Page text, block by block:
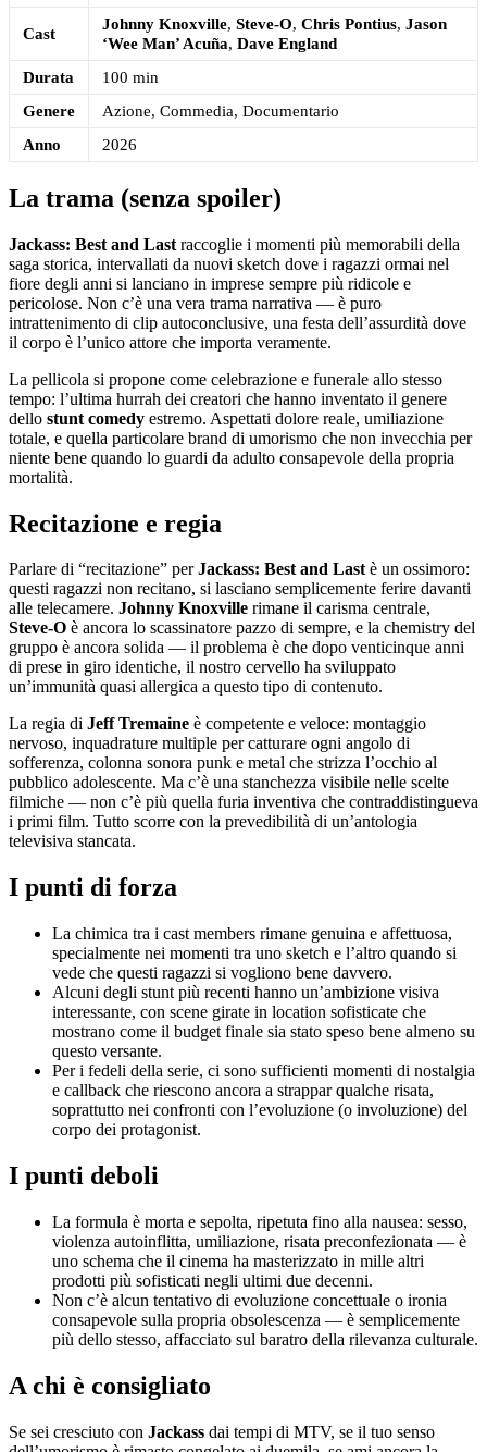
Cast
Johnny Knoxville, Steve-O, Chris Pontius, Jason
‘Wee Man’ Acuña, Dave England
Durata
100 min
Genere
Azione, Commedia, Documentario
Anno
2026
La trama (senza spoiler)
Jackass: Best and Last raccoglie i momenti più memorabili della
saga storica, intervallati da nuovi sketch dove i ragazzi ormai nel
fiore degli anni si lanciano in imprese sempre più ridicole e
pericolose. Non c’è una vera trama narrativa — è puro
intrattenimento di clip autoconclusive, una festa dell’assurdità dove
il corpo è l’unico attore che importa veramente.
La pellicola si propone come celebrazione e funerale allo stesso
tempo: l’ultima hurrah dei creatori che hanno inventato il genere
dello stunt comedy estremo. Aspettati dolore reale, umiliazione
totale, e quella particolare brand di umorismo che non invecchia per
niente bene quando lo guardi da adulto consapevole della propria
mortalità.
Recitazione e regia
Parlare di “recitazione” perJackass: Best and Lastè un ossimoro:
questi ragazzi non recitano, si lasciano semplicemente ferire davanti
alle telecamere. Johnny Knoxville rimane il carisma centrale,
Steve-O è ancora lo scassinatore pazzo di sempre, e la chemistry del
gruppo è ancora solida — il problema è che dopo venticinque anni
di prese in giro identiche, il nostro cervello ha sviluppato
un’immunità quasi allergica a questo tipo di contenuto.
La regia di Jeff Tremaine è competente e veloce: montaggio
nervoso, inquadrature multiple per catturare ogni angolo di
sofferenza, colonna sonora punk e metal che strizza l’occhio al
pubblico adolescente. Ma c’è una stanchezza visibile nelle scelte
filmiche — non c’è più quella furia inventiva che contraddistingueva
i primi film. Tutto scorre con la prevedibilità di un’antologia
televisiva stancata.
I punti di forza
La chimica tra i cast members rimane genuina e affettuosa,
specialmente nei momenti tra uno sketch e l’altro quando si
vede che questi ragazzi si vogliono bene davvero.
Alcuni degli stunt più recenti hanno un’ambizione visiva
interessante, con scene girate in location sofisticate che
mostrano come il budget finale sia stato speso bene almeno su
questo versante.
Per i fedeli della serie, ci sono sufficienti momenti di nostalgia
e callback che riescono ancora a strappar qualche risata,
soprattutto nei confronti con l’evoluzione (o involuzione) del
corpo dei protagonist.
I punti deboli
La formula è morta e sepolta, ripetuta fino alla nausea: sesso,
violenza autoinflitta, umiliazione, risata preconfezionata — è
uno schema che il cinema ha masterizzato in mille altri
prodotti più sofisticati negli ultimi due decenni.
Non c’è alcun tentativo di evoluzione concettuale o ironia
consapevole sulla propria obsolescenza — è semplicemente
più dello stesso, affacciato sul baratro della rilevanza culturale.
A chi è consigliato
Se sei cresciuto con Jackass dai tempi di MTV, se il tuo senso